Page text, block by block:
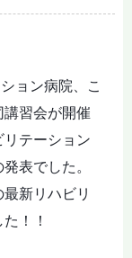
ョン病院、こ
講習会が開催
リテーション
表でした。
新リハビリ
！！